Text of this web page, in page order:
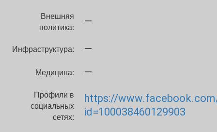
Внешняя
политика:
—
Инфраструктура: —
Медицина: —
Профили в
социальных
сетях:
https://
id=100038460129903